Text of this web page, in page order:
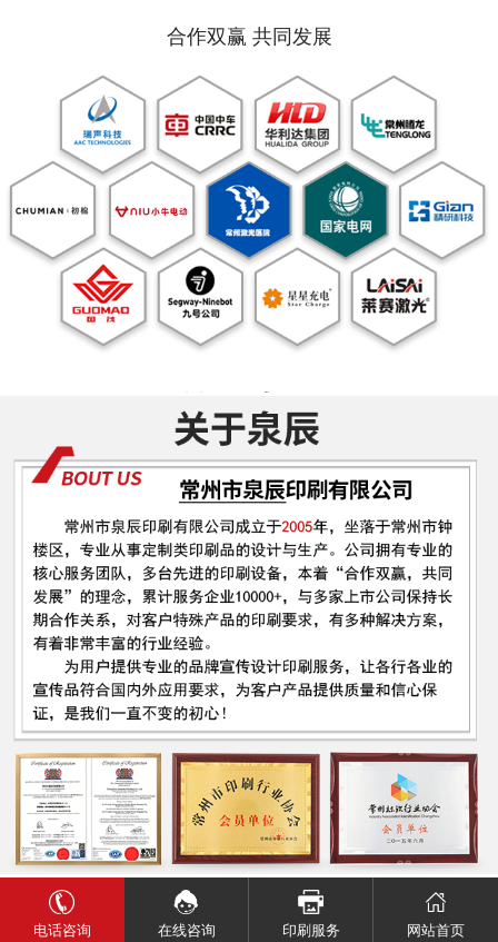
合作双赢 共同发展
电话咨询 在线咨询 印刷服务 网站首页